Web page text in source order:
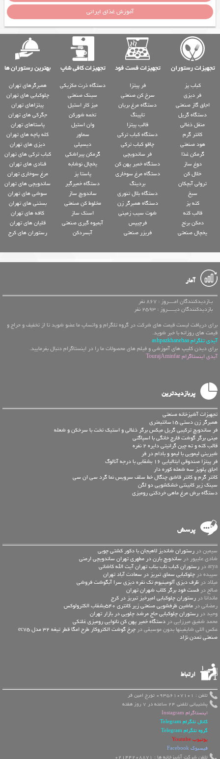
آموزش غذای ایرانی
تجهیزات رستوران تجهیزات فست فود تجهیزات کافی شاپ بهترین رستوران ها
کباب پز
فر دیزی
اجاق گاز صنعتی
دستگاه گریل
منقل ذغالی
کانتر گرم
هود صنعتی
گرمکن غذا
دوغ ساز
خلال کن
ترولی آبچکان
سیخ
کته پز
قالب کته
دمکن برنج
یخچال صنعتی
فر پیتزا
سرخ کن صنعتی
دستگاه مرغ بریان
تاپینگ
قالب پیتزا
دستگاه کباب ترکی
چاقو کباب ترکی
فر ساندویچی
دستگاه خمیر پهن کن
دستگاه مرغ سوخاری
بردینگ
دستگاه بلال تنوری
دستگاه همبرگر زن
شوت سیب زمینی
فرچیپس
فریزر صنعتی
دستگاه ذرت مکزیکی
سینک صنعتی
میز کار استیل
تخمه شورکن
وان استیل
سماور
دیسپلی
گرمکن پیراشکی
یخچال نوشابه
پاستا پز
دستگاه خمیرگیر
ساندویچ ساز
مخلوط کن صنعتی
اسنک ساز
آبمیوه گیری صنعتی
آبسردکن
همبرگرهای تهران
چلوکبابی های تهران
پیتزاهای تهران
جگرکی های تهران
پاستاهای تهران
کله پاچه های تهران
دیزی های تهران
کباب ترکی های تهران
قنادی های تهران
مرغ سوخاری تهران
ساندویچی های تهران
سوشی های تهران
بستنی های تهران
کافه های تهران
قلیان های تهران
رستوران های کرج
آمار
بـازدیدکنندگان امــــروز : 867 نفر
بازدیدکنندگان دیـــــروز : 2593 نفر
برای دریافت لیست قیمت های شرکت در گروه تلگرام و واتساپ ما عضو شوید تا از تخفیف و حراج و
قیمت های روزانه با خبر شوید.
آیدی تلگرام ashpazkhanehaa
برای دیدن کلیپ های آموزشی و فیلم های محصولات ما را در اینستاگرام دنبال بفرمایید.
آیدی اینستاگرام TourajAminfar
پربازدیدترین
تجهیزات آشپزخانه صنعتی
همبرگر زن دستی 15سانتیمتری
فر ساندویچ ترکیبی گریل میکس برگر ذغالی و استیک تخت با سرخکن و شعله
مینی برگر گوشت قارچ خانگی با اسپاگتی
قالب کته و ته چین گرانیتی دایره 2 نفره
شیرینی لیمویی با لیمو و بادام در فر
فر پیتزا صندوقی ایتالیایی 16 بشقابی با درجه آنالوگ
اجاق پلوپز سه شعله کوره دار
کانتر گرم و کانتر قاشق چنگال خط سلف سرویس نما گرد سی ان سی
سینک زیر کابینتی خشکشویی دو لگن
دستگاه برش مرغ ماهی خردکنی رومیزی
پرسش
سیمین در رستوران شاندیز لاهیجان با دکور کشتی چوبی
شادی علیپور در ساندویچ بارن در مطهری تهران ساندویچی ارمنی
arya در
رستوران کباب ناب بناب تهران آیت الله کاشانی
سپیده در چلوکبابی سماق تبریز در سعادت آباد تهران
میلاد در ظرف دیزی آلومینیوم تک نفره دیزی سرا آبگوشت فروشی
صالح در فست فود برگر کلاب شهران تهران
ماندانا در رستوران چلوکبابی امیرخیز تبریز در کرج
رمضانی در ماشین ظرفشویی صنعتی زیر کانتری 540بشقاب الکترولوکس
وحید در رستوران چلوکبابی حاج مرشد چلویی در بازار تهران
محمد شفیق میرزایی در دستگاه خمیر پهن کن نانوایی رومیزی غلتکی
عكس اللي شايفينها بدون موسيقى در
چرخ گوشت الکتروکار طرح امگا قطر تیغه 32 مدل ec75
صنعتی تمدن نژاد
ارتباط
تلفن : 09356107101 تورج امین فر
پشتیبانی تلفنی 24 ساعته در 7 روز هفته
اینستاگرام Instagram
کانال تلگرام Telegram
گروه تلگرام Telegram
یوتیوب Youtube
فیسبوک Facebook
تلفن شرکت آشپزخانه ها : 02144208871